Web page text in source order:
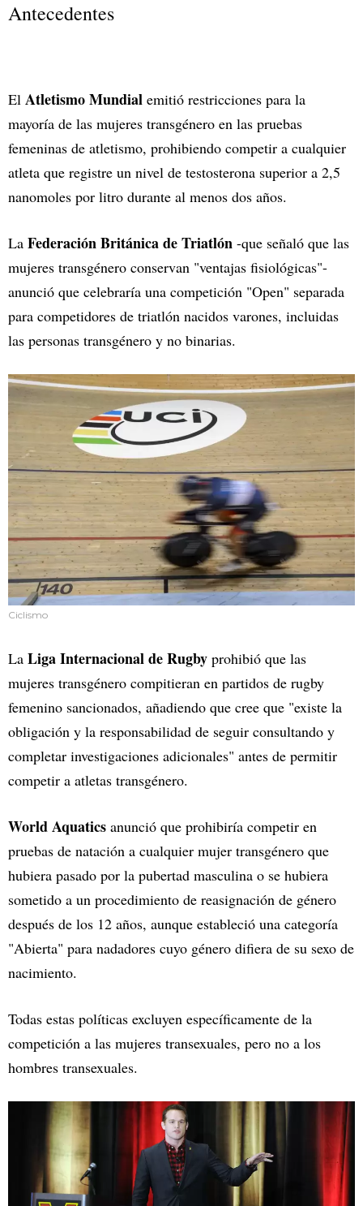
Antecedentes
El Atletismo Mundial emitió restricciones para la
mayoría de las mujeres transgénero en las pruebas
femeninas de atletismo, prohibiendo competir a cualquier
atleta que registre un nivel de testosterona superior a 2,5
nanomoles por litro durante al menos dos años.
La Federación Británica de Triatlón -que señaló que las
mujeres transgénero conservan "ventajas fisiológicas"-
anunció que celebraría una competición "Open" separada
para competidores de triatlón nacidos varones, incluidas
las personas transgénero y no binarias.
Ciclismo
La Liga Internacional de Rugby prohibió que las
mujeres transgénero compitieran en partidos de rugby
femenino sancionados, añadiendo que cree que "existe la
obligación y la responsabilidad de seguir consultando y
completar investigaciones adicionales" antes de permitir
competir a atletas transgénero.
World Aquatics anunció que prohibiría competir en
pruebas de natación a cualquier mujer transgénero que
hubiera pasado por la pubertad masculina o se hubiera
sometido a un procedimiento de reasignación de género
después de los 12 años, aunque estableció una categoría
"Abierta" para nadadores cuyo género difiera de su sexo de
nacimiento.
Todas estas políticas excluyen específicamente de la
competición a las mujeres transexuales, pero no a los
hombres transexuales.